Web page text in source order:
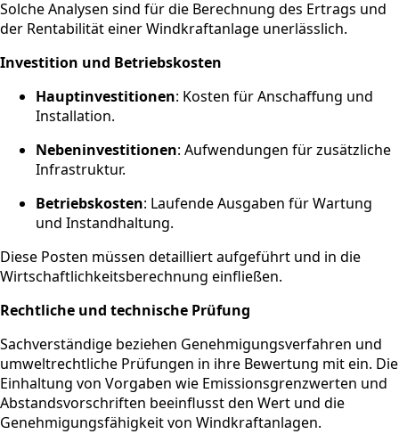
Solche Analysen sind für die Berechnung des Ertrags und
der Rentabilität einer Windkraftanlage unerlässlich.
Investition und Betriebskosten
Hauptinvestitionen: Kosten für Anschaffung und
Installation.
Nebeninvestitionen: Aufwendungen für zusätzliche
Infrastruktur.
Betriebskosten: Laufende Ausgaben für Wartung
und Instandhaltung.
Diese Posten müssen detailliert aufgeführt und in die
Wirtschaftlichkeitsberechnung einfließen.
Rechtliche und technische Prüfung
Sachverständige beziehen Genehmigungsverfahren und
umweltrechtliche Prüfungen in ihre Bewertung mit ein. Die
Einhaltung von Vorgaben wie Emissionsgrenzwerten und
Abstandsvorschriften beeinflusst den Wert und die
Genehmigungsfähigkeit von Windkraftanlagen.